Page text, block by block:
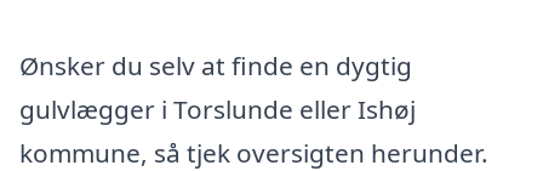
Ønsker du selv at finde en dygtig
gulvlægger i Torslunde eller Ishøj
kommune, så tjek oversigten herunder.